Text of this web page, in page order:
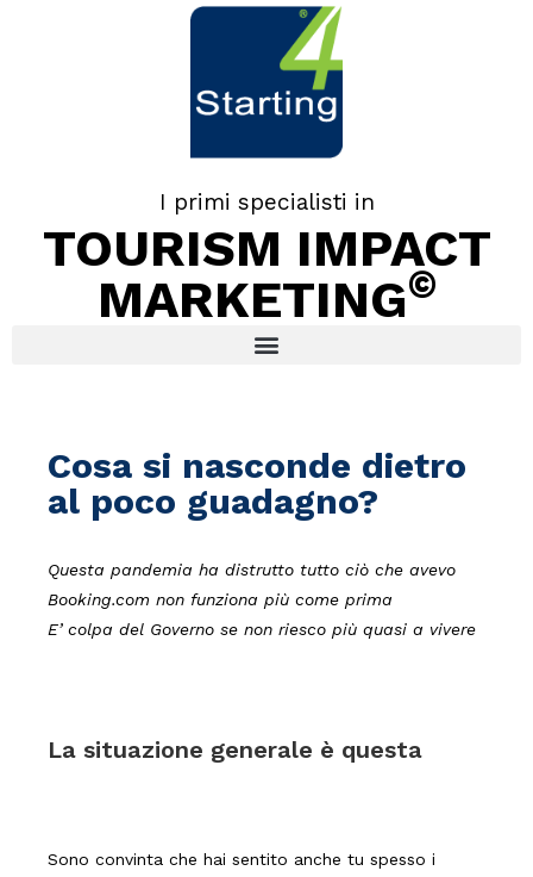
I primi specialisti in
TOURISM IMPACT
MARKETING©
Cosa si nasconde dietro
al poco guadagno?
Questa pandemia ha distrutto tutto ciò che avevo
Booking.com non funziona più come prima
E’ colpa del Governo se non riesco più quasi a vivere
La situazione generale è questa
Sono convinta che hai sentito anche tu spesso i